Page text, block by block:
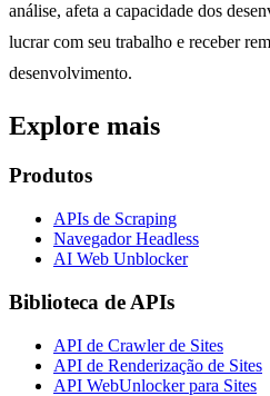
análise, afeta a capacidade dos
lucrar com seu trabalho e receber
desenvolvimento.
Explore mais
Produtos
APIs de Scraping
Navegador Headless
AI Web Unblocker
Biblioteca de APIs
API de Crawler de Sites
API de Renderização de Sites
API WebUnlocker para Sites